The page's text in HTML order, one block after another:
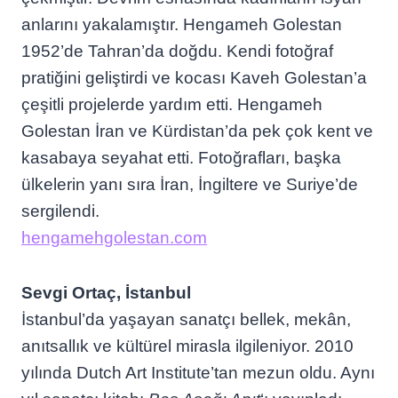
anlarını yakalamıştır. Hengameh Golestan
1952’de Tahran’da doğdu. Kendi fotoğraf
pratiğini geliştirdi ve kocası Kaveh Golestan’a
çeşitli projelerde yardım etti. Hengameh
Golestan İran ve Kürdistan’da pek çok kent ve
kasabaya seyahat etti. Fotoğrafları, başka
ülkelerin yanı sıra İran, İngiltere ve Suriye’de
sergilendi.
hengamehgolestan.com
Sevgi Ortaç, İstanbul
İstanbul’da yaşayan sanatçı bellek, mekân,
anıtsallık ve kültürel mirasla ilgileniyor. 2010
yılında Dutch Art Institute’tan mezun oldu. Aynı